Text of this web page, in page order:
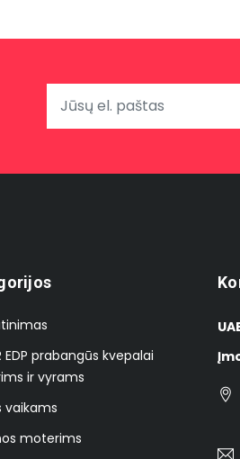
EDP prabangūs kvepalai
ir vyrams
vaikams
moterims